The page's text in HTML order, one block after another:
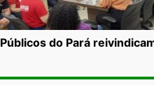
Públicos do Pará